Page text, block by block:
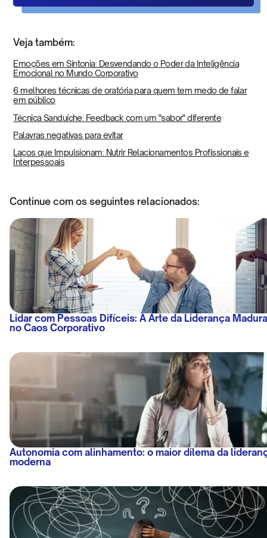
Veja também:
Emoções em Sintonia: Desvendando o Poder da Inteligência
Emocional no Mundo Corporativo
6 melhores técnicas de oratória para quem tem medo de falar
em público
Técnica Sanduíche: Feedback com um "sabor" diferente
Palavras negativas para evitar
Laços que Impulsionam: Nutrir Relacionamentos Profissionais e
Interpessoais
Continue com os seguintes relacionados:
Lidar com Pessoas Difíceis: A Arte da Liderança Madura
no Caos Corporativo
Autonomia com alinhamento: o maior dilema da
moderna